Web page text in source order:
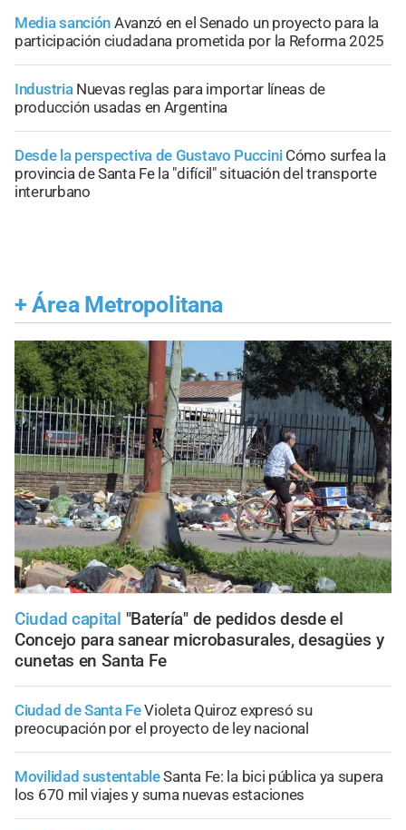
Media sanción Avanzó en el Senado un proyecto para la
participación ciudadana prometida por la Reforma 2025
Industria Nuevas reglas para importar líneas de
producción usadas en Argentina
Desde la perspectiva de Gustavo Puccini Cómo surfea la
provincia de Santa Fe la "difícil" situación del transporte
interurbano
+ Área Metropolitana
Ciudad capital "Batería" de pedidos desde el
Concejo para sanear microbasurales, desagües y
cunetas en Santa Fe
Ciudad de Santa FeVioleta Quiroz expresó su
preocupación por el proyecto de ley nacional
Movilidad sustentableSanta Fe: la bici pública ya supera
los 670 mil viajes y suma nuevas estaciones